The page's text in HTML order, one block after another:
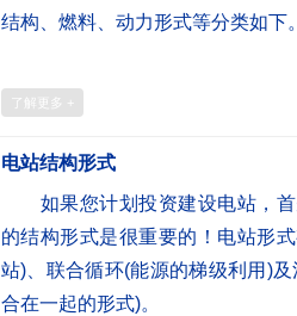
结构、燃料、动力形式等分类如下。
了解更多 +
电站结构形式
如果您计划投资建设电站，首
的结构形式是很重要的！电站形
站)、联合循环(能源的梯级利用)
合在一起的形式)。